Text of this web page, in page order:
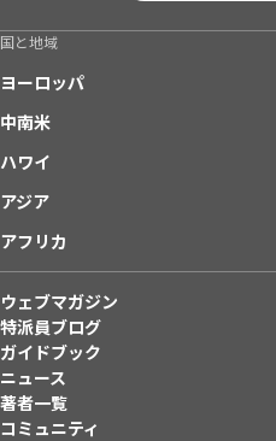
国と地域
ヨーロッパ
中南米
ハワイ
アジア
アフリカ
ウェブマガジン
特派員ブログ
ガイドブック
ニュース
著者一覧
コミュニティ